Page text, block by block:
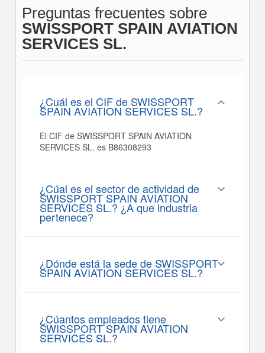
Preguntas frecuentes sobre
SWISSPORT SPAIN AVIATION
SERVICES SL.
¿Cuál es el CIF de SWISSPORT
SPAIN AVIATION SERVICES SL.?
El CIF de SWISSPORT SPAIN AVIATION
SERVICES SL. es B86308293
¿Cúal es el sector de actividad de
SWISSPORT SPAIN AVIATION
SERVICES SL.? ¿A que industria
pertenece?
¿Dónde está la sede de SWISSPORT
SPAIN AVIATION SERVICES SL.?
¿Cúantos empleados tiene
SWISSPORT SPAIN AVIATION
SERVICES SL.?